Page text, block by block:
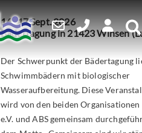
16./17 Sept. 2026
Bädertagung in 21423 Winsen
Der Schwerpunkt der Bädertagung
Schwimmbädern mit biologischer
Wasseraufbereitung. Diese
wird von den beiden Organisationen
e.V. und ABS gemeinsam